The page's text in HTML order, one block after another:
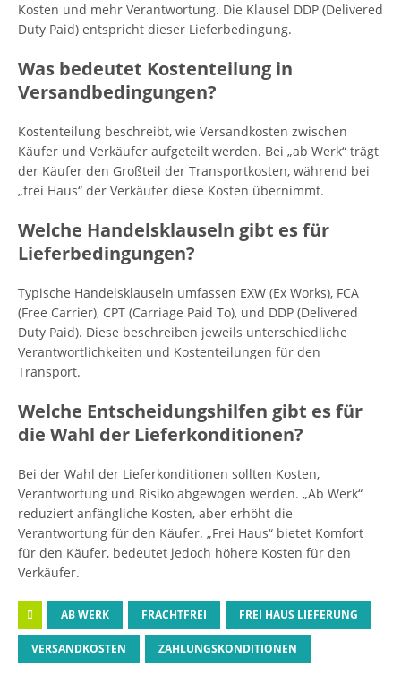
Kosten und mehr Verantwortung. Die Klausel DDP (Delivered
Duty Paid) entspricht dieser Lieferbedingung.
Was bedeutet Kostenteilung in
Versandbedingungen?
Kostenteilung beschreibt, wie Versandkosten zwischen
Käufer und Verkäufer aufgeteilt werden. Bei „ab Werk“ trägt
der Käufer den Großteil der Transportkosten, während bei
„frei Haus“ der Verkäufer diese Kosten übernimmt.
Welche Handelsklauseln gibt es für
Lieferbedingungen?
Typische Handelsklauseln umfassen EXW (Ex Works), FCA
(Free Carrier), CPT (Carriage Paid To), und DDP (Delivered
Duty Paid). Diese beschreiben jeweils unterschiedliche
Verantwortlichkeiten und Kostenteilungen für den
Transport.
Welche Entscheidungshilfen gibt es für
die Wahl der Lieferkonditionen?
Bei der Wahl der Lieferkonditionen sollten Kosten,
Verantwortung und Risiko abgewogen werden. „Ab Werk“
reduziert anfängliche Kosten, aber erhöht die
Verantwortung für den Käufer. „Frei Haus“ bietet Komfort
für den Käufer, bedeutet jedoch höhere Kosten für den
Verkäufer.
AB WERK FRACHTFREI FREI HAUS LIEFERUNG
VERSANDKOSTEN ZAHLUNGSKONDITIONEN